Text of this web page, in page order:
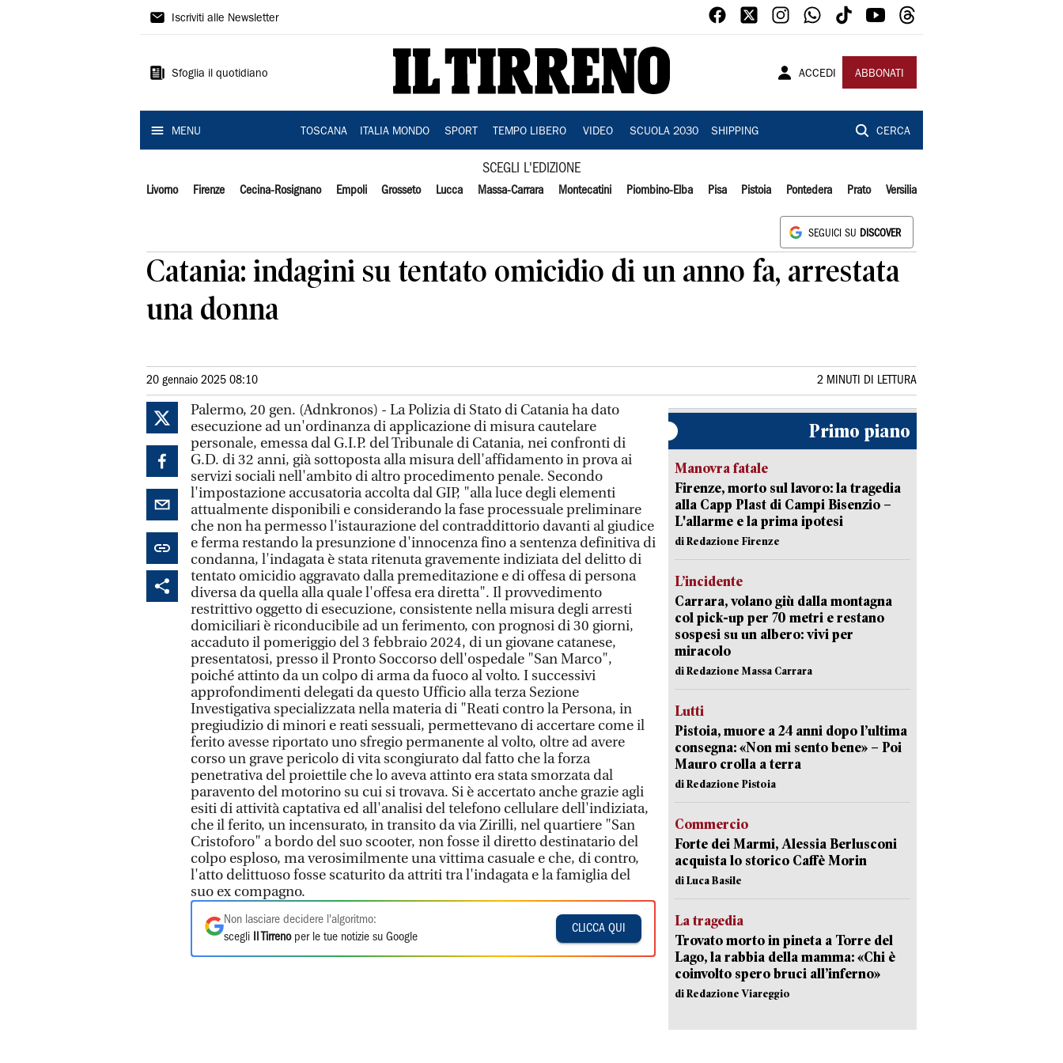
Il
Iscriviti alle Newsletter
Sfoglia il quotidiano ACCEDI ABBONATI
MENU TOSCANA ITALIA MONDO SPORT TEMPO LIBERO VIDEO SCUOLA 2030 SHIPPING CERCA
SCEGLI L'EDIZIONE
Livorno Firenze Cecina-Rosignano Empoli Grosseto Lucca Massa-Carrara Montecatini Piombino-Elba Pisa Pistoia Pontedera Prato Versilia
SEGUICI SU DISCOVER
Catania: indagini su tentato omicidio di un anno fa, arrestata
una donna
20 gennaio 2025 08:10 2 MINUTI DI LETTURA
Palermo, 20 gen. (Adnkronos) - La Polizia di Stato di Catania ha dato
esecuzione ad un'ordinanza di applicazione di misura cautelare
personale, emessa dal G.I.P. del Tribunale di Catania, nei confronti di
G.D. di 32 anni, già sottoposta alla misura dell'affidamento in prova ai
servizi sociali nell'ambito di altro procedimento penale. Secondo
l'impostazione accusatoria accolta dal GIP, "alla luce degli elementi
attualmente disponibili e considerando la fase processuale preliminare
che non ha permesso l'istaurazione del contraddittorio davanti al giudice
e ferma restando la presunzione d'innocenza fino a sentenza definitiva di
condanna, l'indagata è stata ritenuta gravemente indiziata del delitto di
tentato omicidio aggravato dalla premeditazione e di offesa di persona
diversa da quella alla quale l'offesa era diretta". Il provvedimento
restrittivo oggetto di esecuzione, consistente nella misura degli arresti
domiciliari è riconducibile ad un ferimento, con prognosi di 30 giorni,
accaduto il pomeriggio del 3 febbraio 2024, di un giovane catanese,
presentatosi, presso il Pronto Soccorso dell'ospedale "San Marco",
poiché attinto da un colpo di arma da fuoco al volto. I successivi
approfondimenti delegati da questo Ufficio alla terza Sezione
Investigativa specializzata nella materia di "Reati contro la Persona, in
pregiudizio di minori e reati sessuali, permettevano di accertare come il
ferito avesse riportato uno sfregio permanente al volto, oltre ad avere
corso un grave pericolo di vita scongiurato dal fatto che la forza
penetrativa del proiettile che lo aveva attinto era stata smorzata dal
paravento del motorino su cui si trovava. Si è accertato anche grazie agli
esiti di attività captativa ed all'analisi del telefono cellulare dell'indiziata,
che il ferito, un incensurato, in transito da via Zirilli, nel quartiere "San
Cristoforo" a bordo del suo scooter, non fosse il diretto destinatario del
colpo esploso, ma verosimilmente una vittima casuale e che, di contro,
l'atto delittuoso fosse scaturito da attriti tra l'indagata e la famiglia del
suo ex compagno.
Non lasciare decidere l'algoritmo:
scegli
Il Tirrenoper le tue notizie su Google
CLICCA QUI
Primo piano
Manovra fatale
Firenze, morto sul lavoro: la tragedia
alla Capp Plast di Campi Bisenzio –
L'allarme e la prima ipotesi
di Redazione Firenze
L’incidente
Carrara, volano giù dalla montagna
col pick-up per 70 metri e restano
sospesi su un albero: vivi per
miracolo
di Redazione Massa Carrara
Lutti
Pistoia, muore a 24 anni dopo l’ultima
consegna: «Non mi sento bene» – Poi
Mauro crolla a terra
di Redazione Pistoia
Commercio
Forte dei Marmi, Alessia Berlusconi
acquista lo storico Caffè Morin
di Luca Basile
La tragedia
Trovato morto in pineta a Torre del
Lago, la rabbia della mamma: «Chi è
coinvolto spero bruci all’inferno»
di Redazione Viareggio